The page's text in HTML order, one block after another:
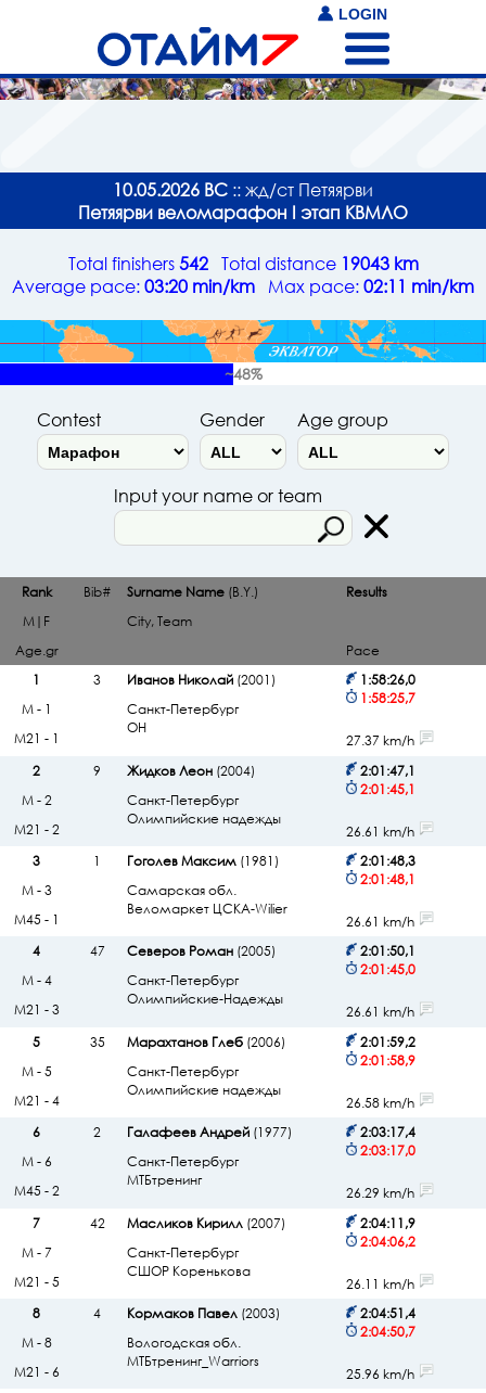
LOGIN
10.05.2026 ВС :: жд/ст Петяярви
Петяярви веломарафон I этап КВМЛО
Total finishers542Total distance 19043 km
Average pace:03:20 min/km Max pace:02:11 min/km
~48%
Contest Gender Age group
Input your name or team
Rank Bib# Surname Name(B.Y.)
City, Team
Results
M|F
Age.gr
Pace
1
3 Иванов Николай(2001)
Санкт-Петербург
ОН
1:58:26,0
1:58:25,7
М - 1
М21 - 1
27.37 km/h
2
9 Жидков Леон(2004)
Санкт-Петербург
Олимпийские надежды
2:01:47,1
2:01:45,1
М - 2
М21 - 2
26.61 km/h
3
1 Гоголев Максим(1981)
Самарская обл.
Веломаркет ЦСКА-Wilier
2:01:48,3
2:01:48,1
М - 3
М45 - 1
26.61 km/h
4
47 Северов Роман(2005)
Санкт-Петербург
Олимпийские-Надежды
2:01:50,1
2:01:45,0
М - 4
М21 - 3
26.61 km/h
5
35 Марахтанов Глеб(2006)
Санкт-Петербург
Олимпийские надежды
2:01:59,2
2:01:58,9
М - 5
М21 - 4
26.58 km/h
6
2 Галафеев Андрей(1977)
Санкт-Петербург
МТБтренинг
2:03:17,4
2:03:17,0
М - 6
М45 - 2
26.29 km/h
7
42 Масликов Кирилл(2007)
Санкт-Петербург
СШОР Коренькова
2:04:11,9
2:04:06,2
М - 7
М21 - 5
26.11 km/h
8
4 Кормаков Павел(2003)
Вологодская обл.
МТБтренинг_Warriors
2:04:51,4
2:04:50,7
М - 8
М21 - 6
25.96 km/h